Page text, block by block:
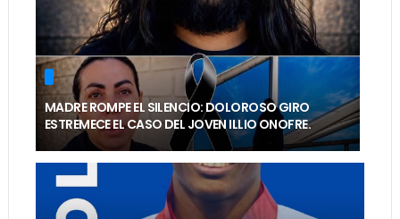
MADRE ROMPE EL SILENCIO: DOLOROSO GIRO
ESTREMECE EL CASO DEL JOVEN ILLIO ONOFRE.